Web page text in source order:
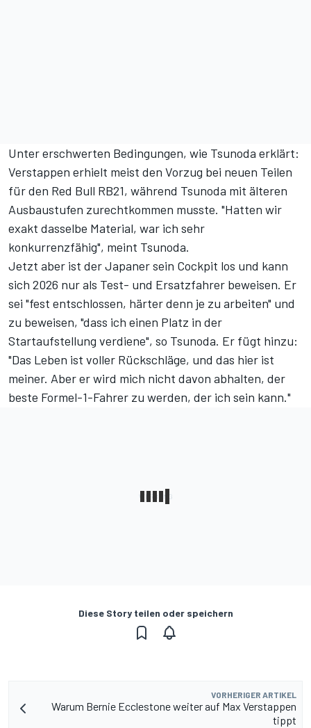
Unter erschwerten Bedingungen, wie Tsunoda erklärt:
Verstappen erhielt meist den Vorzug bei neuen Teilen
für den Red Bull RB21, während Tsunoda mit älteren
Ausbaustufen zurechtkommen musste. "Hatten wir
exakt dasselbe Material, war ich sehr
konkurrenzfähig", meint Tsunoda.
Jetzt aber ist der Japaner sein Cockpit los und kann
sich 2026 nur als Test- und Ersatzfahrer beweisen. Er
sei "fest entschlossen, härter denn je zu arbeiten" und
zu beweisen, "dass ich einen Platz in der
Startaufstellung verdiene", so Tsunoda. Er fügt hinzu:
"Das Leben ist voller Rückschläge, und das hier ist
meiner. Aber er wird mich nicht davon abhalten, der
beste Formel-1-Fahrer zu werden, der ich sein kann."
Diese Story teilen oder speichern
VORHERIGER ARTIKEL
Warum Bernie Ecclestone weiter auf Max Verstappen
tippt